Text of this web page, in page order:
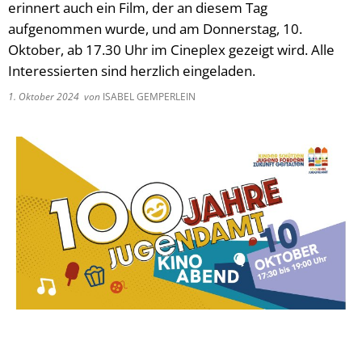
erinnert auch ein Film, der an diesem Tag
aufgenommen wurde, und am Donnerstag, 10.
Oktober, ab 17.30 Uhr im Cineplex gezeigt wird. Alle
Interessierten sind herzlich eingeladen.
1. Oktober 2024 von ISABEL GEMPERLEIN